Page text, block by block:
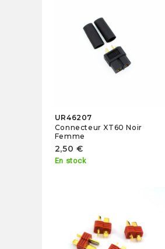
UR46207
Connecteur XT60 Noir
Femme
2,50 €
En stock